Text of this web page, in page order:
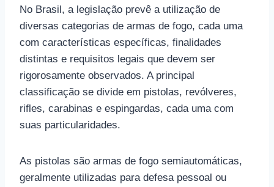
No Brasil, a legislação prevê a utilização de
diversas categorias de armas de fogo, cada uma
com características específicas, finalidades
distintas e requisitos legais que devem ser
rigorosamente observados. A principal
classificação se divide em pistolas, revólveres,
rifles, carabinas e espingardas, cada uma com
suas particularidades.
As pistolas são armas de fogo semiautomáticas,
geralmente utilizadas para defesa pessoal ou